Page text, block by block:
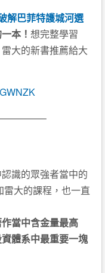
解巴菲特護城河選
本！ 想完整學習
大的新書推薦給大
識的眾強者當中的
大的課程，也一直
當中含金量最高
體系中最重要一塊